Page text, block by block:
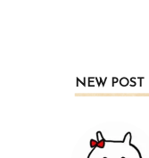
NEW POST